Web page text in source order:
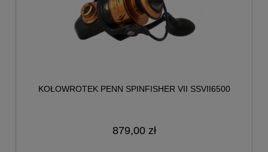
KOŁOWROTEK PENN SPINFISHER VII SSVII6500
879,00 zł